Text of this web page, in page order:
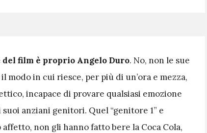
film è proprio Angelo Duro. No, non le sue
modo in cui riesce, per più di un’ora e mezza,
incapace di provare qualsiasi emozione
anziani genitori. Quel “genitore 1” e
non gli hanno fatto bere la Coca Cola,